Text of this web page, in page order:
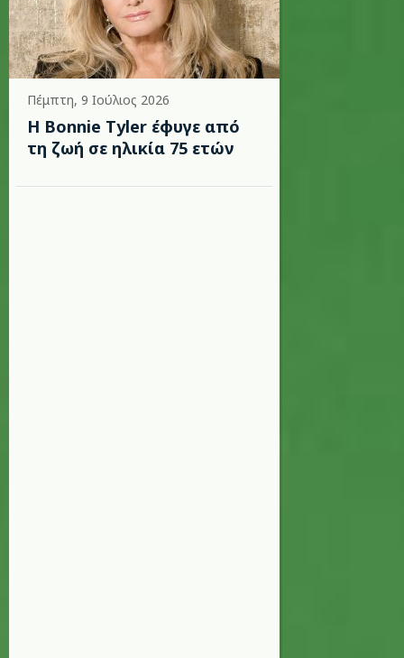
Πέμπτη, 9 Ιούλιος 2026
Η Bonnie Tyler έφυγε από
τη ζωή σε ηλικία 75 ετών